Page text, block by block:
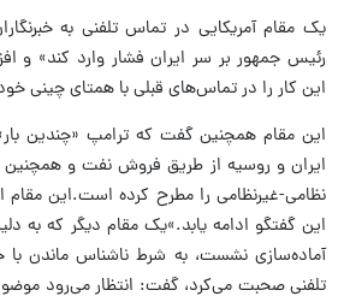
یک مقام آمریکایی در تماس تلفنی به
رئیس جمهور بر سر ایران فشار وارد کند» و
این کار را در تماس‌های قبلی با همتای چینی
این مقام همچنین گفت که ترامپ «چندین
ایران و روسیه از طریق فروش نفت و همچنین
نظامی-غیرنظامی را مطرح کرده است.این مقام
این گفتگو ادامه یابد.»یک مقام دیگر که به
آماده‌سازی نشست، به شرط ناشناس ماندن با
تلفنی صحبت می‌کرد، گفت: انتظار می‌رود